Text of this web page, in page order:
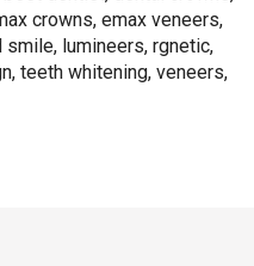
crowns, emax veneers,
smile, lumineers, rgnetic,
, teeth whitening, veneers,